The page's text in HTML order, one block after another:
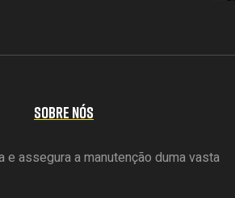
SOBRE NÓS
e assegura a manutenção duma vasta